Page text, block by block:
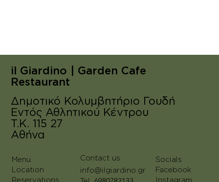
il Giardino | Garden Cafe
Restaurant
Δημοτικό Κολυμβητήριο Γουδή
Εντός Αθλητικού Κέντρου
T.K. 115 27
Aθήνα
Contact us
info@ilgiardino.gr
Menu
Location
Reservations
Socials
Facebook
Instagram